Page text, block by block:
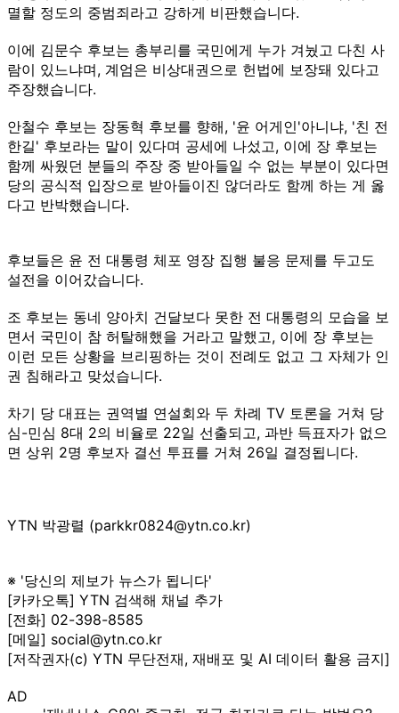
멸할 정도의 중범죄라고 강하게 비판했습니다.
이에 김문수 후보는 총부리를 국민에게 누가 겨눴고 다친 사
람이 있느냐며, 계엄은 비상대권으로 헌법에 보장돼 있다고
주장했습니다.
안철수 후보는 장동혁 후보를 향해, '윤 어게인'아니냐, '친 전
한길' 후보라는 말이 있다며 공세에 나섰고, 이에 장 후보는
함께 싸웠던 분들의 주장 중 받아들일 수 없는 부분이 있다면
당의 공식적 입장으로 받아들이진 않더라도 함께 하는 게 옳
다고 반박했습니다.
후보들은 윤 전 대통령 체포 영장 집행 불응 문제를 두고도
설전을 이어갔습니다.
조 후보는 동네 양아치 건달보다 못한 전 대통령의 모습을 보
면서 국민이 참 허탈해했을 거라고 말했고, 이에 장 후보는
이런 모든 상황을 브리핑하는 것이 전례도 없고 그 자체가 인
권 침해라고 맞섰습니다.
차기 당 대표는 권역별 연설회와 두 차례 TV 토론을 거쳐 당
심-민심 8대 2의 비율로 22일 선출되고, 과반 득표자가 없으
면 상위 2명 후보자 결선 투표를 거쳐 26일 결정됩니다.
YTN 박광렬 (parkkr0824@ytn.co.kr)
※ '당신의 제보가 뉴스가 됩니다'
[카카오톡] YTN 검색해 채널 추가
[전화] 02-398-8585
[메일] social@ytn.co.kr
[저작권자(c) YTN 무단전재, 재배포 및 AI 데이터 활용 금지]
AD